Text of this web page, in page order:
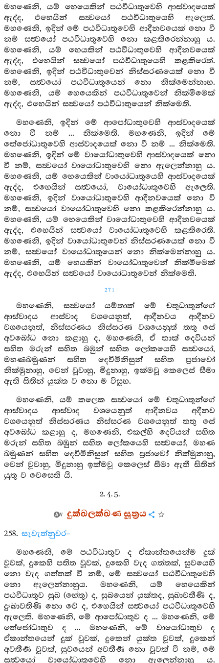
මහණෙනි, යම් හෙයෙකින් පඨවීධාතුවෙහි ආස්වාදයෙක්
ඇද්ද, එහෙයින් සත්‍වයෝ පඨවීධාතුයෙහි ඇලෙත්.
මහණෙනි, ඉදින් මේ පඨවීධාතුවෙහි ආදීනවයෙක් නො වී
නම් සත්‍වයෝ පඨවීධාතුවෙහි නො කළකිරෙන්නාහු ය.
මහණෙනි, යම් හෙයකින් පඨවීධාතුවෙහි ආදීනවයෙක්
ඇද්ද, එහෙයින් සත්‍වයෝ පඨවීධාතුයෙහි කළකිරෙත්.
මහණෙනි, ඉදින් පඨවීධාතුවෙන් නිස්සරණයෙක් නො වී
නම්, සත්‍වයෝ පඨවීධාතුයෙන් නො නික්මෙන්නාහ.
මහණෙනි, යම් හෙයෙකින් පඨවීධාතුවෙන් නික්මීමෙක්
ඇද්ද, එහෙයින් සත්‍වයෝ පඨවීධාතුයෙන් නික්මෙති.
මහණෙනි, ඉදින් මේ ආපෝධාතුවෙහි ආස්වාදයෙක්
නො වී නම් ... නික්මෙති. මහණෙනි, ඉදින් මේ
තේජෝධාතුවෙහි ආස්වාදයෙක් නො වී නම් ... නික්මෙති.
මහණෙනි, ඉදින් මේ වායෝධාතුවෙහි ආස්වාදයෙක් නො
වී නම්, සත්‍වයෝ වායෝධාතුවෙහි නො ඇලෙන්නාහු ය.
මහණෙනි, යම් හෙයෙකින් වායෝධාතුයෙහි ආස්වාදයෙක්
ඇද්ද, එහෙයින් සත්‍වයෝ, වායෝධාතුවෙහි ඇලෙති.
මහණෙනි, ඉදින් වායෝධාතුවෙහි ආදීනවයෙක් නො වි
නම්, සත්‍වයෝ වායෝධාතුවෙහි නො කළකිරෙන්නාහු ය.
මහණෙනි, යම් හෙයෙකින් වායෝධාතුවෙහි ආදීනවයෙක්
ඇද්ද, එහෙයින් සත්‍වයෝ වායෝධාතුවෙහි කළකිරෙති.
මහණෙනි, ඉදින් වායෝධාතුවෙන් නිස්සරණයෙක් නො වී
නම්, සත්‍වයෝ වායෝධාතුයෙන් නො නික්මෙන්නාහු ය.
මහණෙනි, යම් හෙයකින් වායෝධාතුවෙන් නික්මීමෙක්
ඇද්ද, එහෙයින් සත්‍වයෝ වායෝධාතුවෙන් නික්මෙති.
271
මහණෙනි, සත්‍වයෝ යම්තාක් මේ චතුධාතූන්ගේ
ආස්වාදය ආස්වාද වශයෙනුත්, ආදීනවය ආදීනව
වශයෙනුත්, නිස්සරණය නිස්සරණ වශයෙනුත් තතු සේ
අවබෝධ නො කළාහු ද, මහණෙනි, ඒ තාක් දෙවියන්
සහිත මරුන් සහිත බඹුන් සහිත ලෝකයෙහි සත්‍වයෝ,
මහණබමුණන් සහිත දෙවිමිනිසුන් සහිත ප්‍රජාවෝ
නික්මුනාහු, වෙන් වූවාහු, මිදුනාහු, ඉක්මවූ කෙලෙස් සීමා
ඇති සිතින් යුක්ත ව නො ම විසූහ.
මහණෙනි, යම් කලෙක සත්‍වයෝ මේ චතුධාතූන්ගේ
ආස්වාදය ආස්වාද වශයෙනුත් ආදීනවය අදීනව
වශයෙනුත් නිස්සරණය නිස්සරණ වශයෙනුත් තතු සේ
අවබෝධ කළාහු ද, මහණෙනි, එකල්හි දෙවියන් සහිත
මරුන් සහිත බඹුන් සහිත ලෝකයෙහි සත්‍වයෝ, මහණ
බමුණන් සහිත දෙවිමිනිසුන් සහිත ප්‍රජාවෝ නික්මුනාහු,
වෙන් වූවාහු, මිදුනාහු ඉක්මවූ කෙලෙස් සීමා ඇතී සිතින්
යුතු ව වෙසෙති යි.
2. 4. 5.
දුක්ඛලක්ඛණ සූත්‍රය
258. සැවැත්නුවර–
මහණෙනි, මේ පඨවීධාතුව ද ඒකාන්තයෙන්ම දුක්
වූවක්, දුකෙහි පතිත වූවක්, දුකෙහි වැද ගත්තක්, සුවයෙහි
නො වැද ගත්තක් වී නම්, මේ සත්‍වයෝ පඨවීධාතුවෙහි
නො ඇලෙන්නාහුය. මහණෙනි, යම් හෙයෙකින්
පඨවීධාතුව සුඛ (හේතු) ද, සුඛයෙන් යුක්තද, සුඛාවතීණි ද,
දුඃඛාවතිණි නො වේ ද, එහෙයින් සත්‍වයෝ පඨවීධාතුවෙහි
ඇලෙති. මහණෙනි, මේ ආපෝධාතුව ද ... මහණෙනි, මේ
තේජෝධාතුව ද ... මහණෙනි, මේ වායෝධාතුව ද
ඒකාන්තයෙන් දුක් වූවක්, දුකෙන් යුක්ත වූවක්, දුකෙන්
අවතීර්‍ණ වූවක්, සුවයෙන් අවතීර්‍ණ නො වූවක් වී නම්, මේ
සත්‍වයෝ වායෝධාතුවෙහි නො ඇලෙන්නාහු ය.